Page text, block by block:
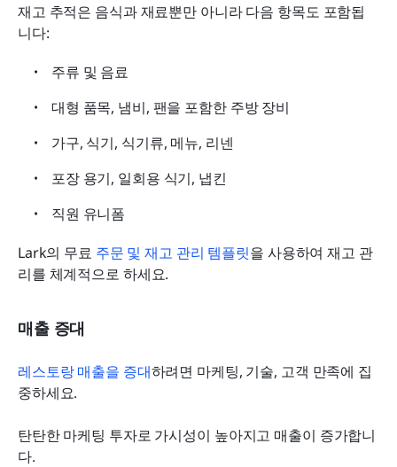
재고 추적은 음식과 재료뿐만 아니라 다음 항목도 포함됩
니다:
주류 및 음료
대형 품목, 냄비, 팬을 포함한 주방 장비
가구, 식기, 식기류, 메뉴, 리넨
포장 용기, 일회용 식기, 냅킨
직원 유니폼
Lark의 무료 주문 및 재고 관리 템플릿을 사용하여 재고 관
리를 체계적으로 하세요.
매출 증대
레스토랑 매출을 증대하려면 마케팅, 기술, 고객 만족에 집
중하세요.
탄탄한 마케팅 투자로 가시성이 높아지고 매출이 증가합니
다.